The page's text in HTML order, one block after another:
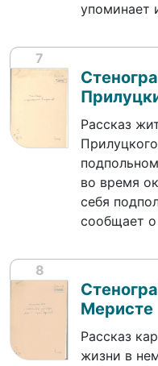
упоминает
7
Рассказ
во время
себя
сообщает
8
Меристе
Рассказ
жизни в